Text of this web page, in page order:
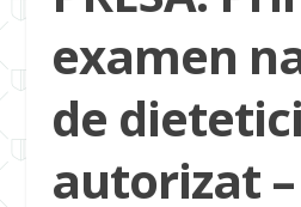
examen
de
autorizat –